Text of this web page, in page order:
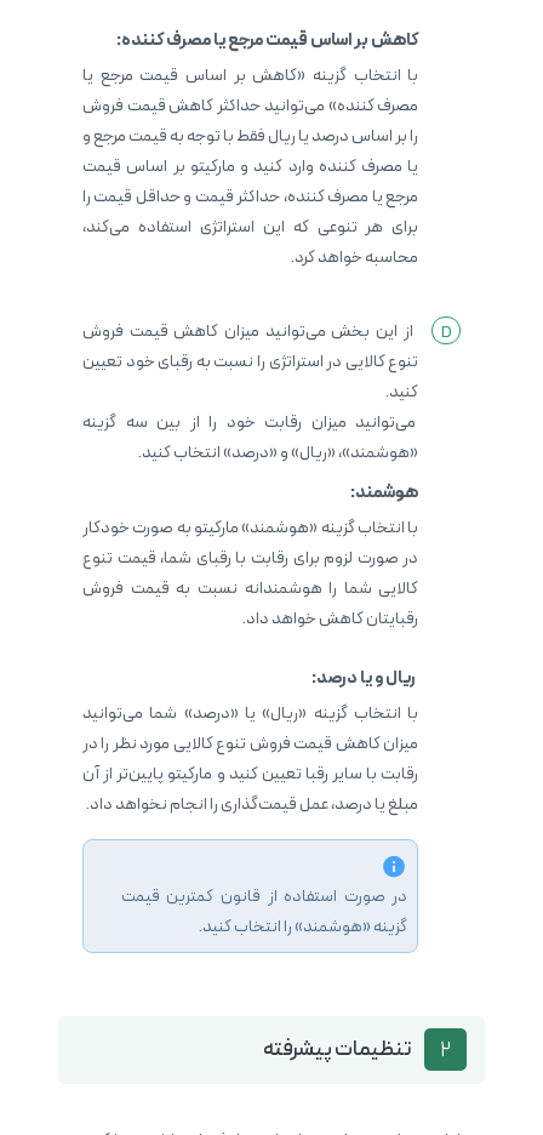
کاهش بر اساس قیمت مرجع یا مصرف کننده:
با انتخاب گزینه «کاهش بر اساس قیمت مرجع یا
مصرف کننده» می‌توانید حداکثر کاهش قیمت فروش
را بر اساس درصد یا ریال فقط با توجه به قیمت مرجع و
یا مصرف کننده وارد کنید و مارکیتو بر اساس قیمت
مرجع یا مصرف کننده، حداکثر قیمت و حداقل قیمت را
برای هر تنوعی که این استراتژی استفاده می‌کند،
محاسبه خواهد کرد.
از این بخش می‌توانید میزان کاهش قیمت فروش
تنوع کالایی در استراتژی را نسبت به رقبای خود تعیین
کنید.
می‌توانید میزان رقابت خود را از بین سه گزینه
«هوشمند»، «ریال» و «درصد» انتخاب کنید.
هوشمند:
با انتخاب گزینه «هوشمند» مارکیتو به صورت خودکار
در صورت لزوم برای رقابت با رقبای شما، قیمت تنوع
کالایی شما را هوشمندانه نسبت به قیمت فروش
رقبایتان کاهش خواهد داد.
ریال و یا درصد:
با انتخاب گزینه «ریال» یا «درصد» شما می‌توانید
میزان کاهش قیمت فروش تنوع کالایی مورد نظر را در
رقابت با سایر رقبا تعیین کنید و مارکیتو پایین‌تر از آن
مبلغ یا درصد، عمل قیمت‌گذاری را انجام نخواهد داد.
در صورت استفاده از قانون کمترین قیمت
گزینه «هوشمند» را انتخاب کنید.
2 تنظیمات پیشرفته